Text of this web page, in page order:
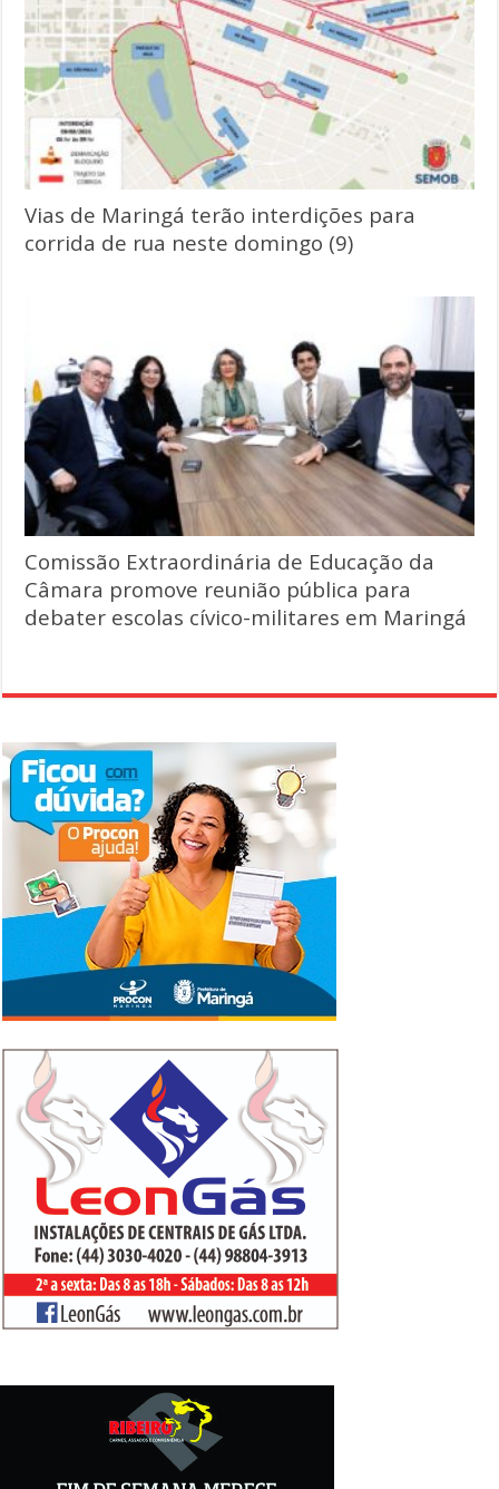
Vias de Maringá terão interdições para
corrida de rua neste domingo (9)
Comissão Extraordinária de Educação da
Câmara promove reunião pública para
debater escolas cívico-militares em Maringá